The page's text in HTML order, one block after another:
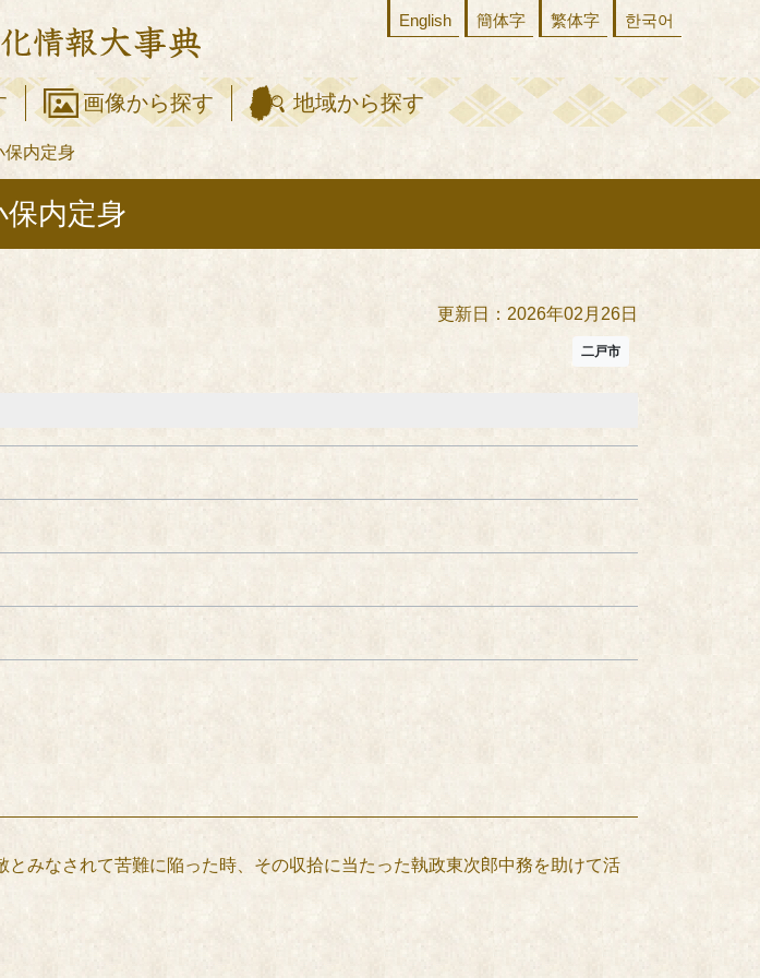
English 簡体字 繁体字 한국어
画像から探す 地域から探す
保内定身
保内定身
更新日：2026年02月26日
二戸市
みなされて苦難に陥った時、その収拾に当たった執政東次郎中務を助けて活